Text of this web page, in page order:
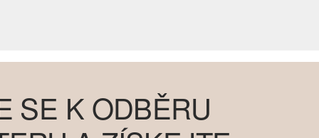
SE K ODBĚRU